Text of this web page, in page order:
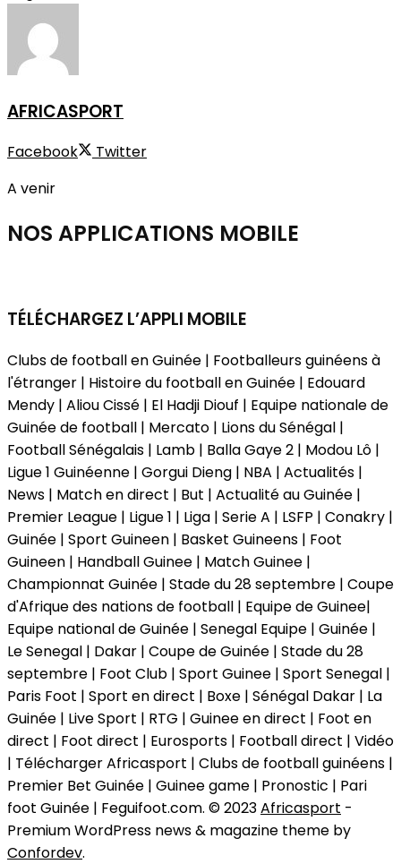
AFRICASPORT
Facebook
Twitter
A venir
NOS APPLICATIONS MOBILE
TÉLÉCHARGEZ L’APPLI MOBILE
Clubs de football en Guinée | Footballeurs guinéens à
l'étranger | Histoire du football en Guinée | Edouard
Mendy | Aliou Cissé | El Hadji Diouf | Equipe nationale de
Guinée de football | Mercato | Lions du Sénégal |
Football Sénégalais | Lamb | Balla Gaye 2 | Modou Lô |
Ligue 1 Guinéenne | Gorgui Dieng | NBA | Actualités |
News | Match en direct | But | Actualité au Guinée |
Premier League | Ligue 1 | Liga | Serie A | LSFP | Conakry |
Guinée | Sport Guineen | Basket Guineens | Foot
Guineen | Handball Guinee | Match Guinee |
Championnat Guinée | Stade du 28 septembre | Coupe
d'Afrique des nations de football | Equipe de Guinee|
Equipe national de Guinée | Senegal Equipe | Guinée |
Le Senegal | Dakar | Coupe de Guinée | Stade du 28
septembre | Foot Club | Sport Guinee | Sport Senegal |
Paris Foot | Sport en direct | Boxe | Sénégal Dakar | La
Guinée | Live Sport | RTG | Guinee en direct | Foot en
direct | Foot direct | Eurosports | Football direct | Vidéo
| Télécharger Africasport | Clubs de football guinéens |
Premier Bet Guinée | Guinee game | Pronostic | Pari
foot Guinée | Feguifoot.com. © 2023Africasport -
Premium WordPress news & magazine theme by
Confordev.